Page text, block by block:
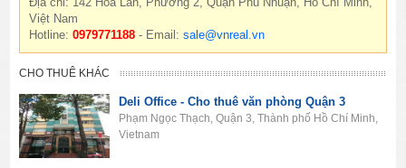
Việt Nam
Hotline:0979771188 - Email:sale@vnreal.vn
CHO THUÊ KHÁC
Deli Office - Cho thuê văn phòng Quận 3
Phạm Ngọc Thạch, Quận 3, Thành phố Hồ Chí Minh,
Vietnam